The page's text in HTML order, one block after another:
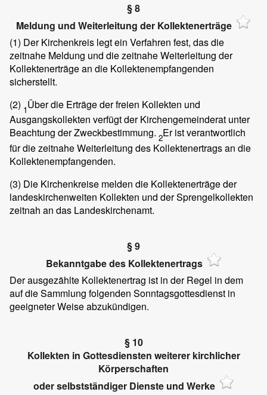
§ 8
Meldung und Weiterleitung der Kollektenerträge
(1) Der Kirchenkreis legt ein Verfahren fest, das die
zeitnahe Meldung und die zeitnahe Weiterleitung der
Kollektenerträge an die Kollektenempfangenden
sicherstellt.
(2) 1Über die Erträge der freien Kollekten und
Ausgangskollekten verfügt der Kirchengemeinderat unter
Beachtung der Zweckbestimmung. 2Er ist verantwortlich
für die zeitnahe Weiterleitung des Kollektenertrags an die
Kollektenempfangenden.
(3) Die Kirchenkreise melden die Kollektenerträge der
landeskirchenweiten Kollekten und der Sprengelkollekten
zeitnah an das Landeskirchenamt.
§ 9
Bekanntgabe des Kollektenertrags
Der ausgezählte Kollektenertrag ist in der Regel in dem
auf die Sammlung folgenden Sonntagsgottesdienst in
geeigneter Weise abzukündigen.
§ 10
Kollekten in Gottesdiensten weiterer kirchlicher
Körperschaften
oder selbstständiger Dienste und Werke